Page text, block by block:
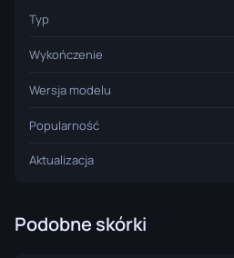
Typ
Wykończenie
Wersja modelu
Popularność
Aktualizacja
Podobne skórki